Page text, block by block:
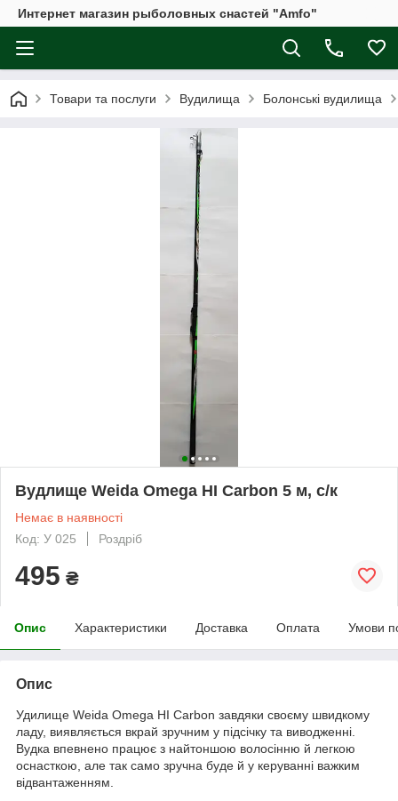
Интернет магазин рыболовных снастей "Amfo"
Товари та послуги Вудилища Болонські вудилища
Вудлище Weida Omega HI Carbon 5 м, с/к
Немає в наявності
Код: У 025
Роздріб
495 ₴
Опис Характеристики Доставка Оплата Умови
Опис
Удилище Weida Omega HI Carbon завдяки своєму швидкому
ладу, виявляється вкрай зручним у підсічку та виводженні.
Вудка впевнено працює з найтоншою волосінню й легкою
оснасткою, але так само зручна буде й у керуванні важким
відвантаженням.